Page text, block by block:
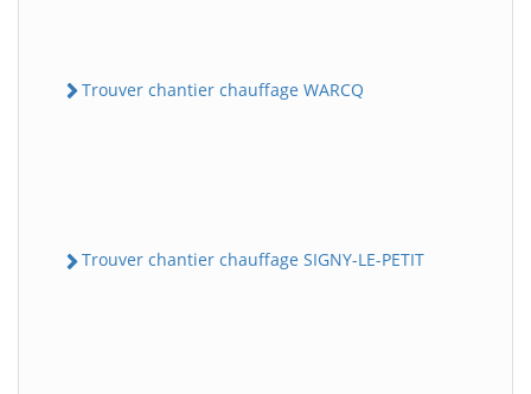
Trouver chantier chauffage WARCQ
Trouver chantier chauffage SIGNY-LE-PETIT